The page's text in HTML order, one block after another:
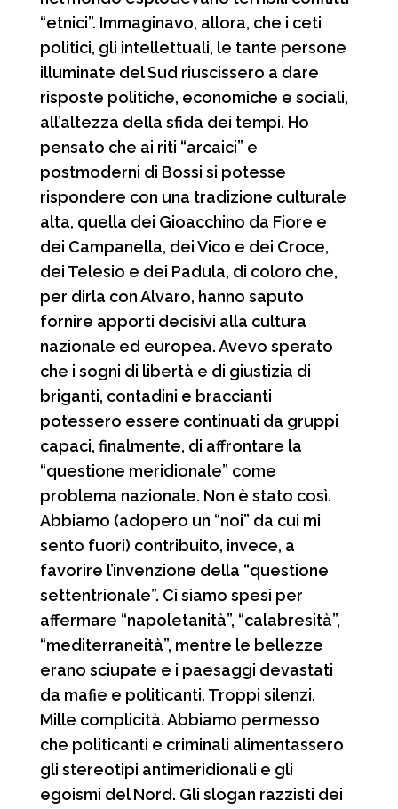
“etnici”. Immaginavo, allora, che i ceti
politici, gli intellettuali, le tante persone
illuminate del Sud riuscissero a dare
risposte politiche, economiche e sociali,
all’altezza della sfida dei tempi. Ho
pensato che ai riti “arcaici” e
postmoderni di Bossi si potesse
rispondere con una tradizione culturale
alta, quella dei Gioacchino da Fiore e
dei Campanella, dei Vico e dei Croce,
dei Telesio e dei Padula, di coloro che,
per dirla con Alvaro, hanno saputo
fornire apporti decisivi alla cultura
nazionale ed europea. Avevo sperato
che i sogni di libertà e di giustizia di
briganti, contadini e braccianti
potessero essere continuati da gruppi
capaci, finalmente, di affrontare la
“questione meridionale” come
problema nazionale. Non è stato così.
Abbiamo (adopero un “noi” da cui mi
sento fuori) contribuito, invece, a
favorire l’invenzione della “questione
settentrionale”. Ci siamo spesi per
affermare “napoletanità”, “calabresità”,
“mediterraneità”, mentre le bellezze
erano sciupate e i paesaggi devastati
da mafie e politicanti. Troppi silenzi.
Mille complicità. Abbiamo permesso
che politicanti e criminali alimentassero
gli stereotipi antimeridionali e gli
egoismi del Nord. Gli slogan razzisti dei